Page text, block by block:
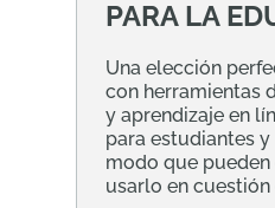
PARA LA
Una elección
con herramientas
y aprendizaje en
para estudiantes
modo que pueden
usarlo en